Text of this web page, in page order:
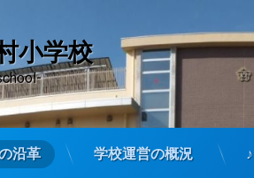
小学校
沿革 学校運営の概況